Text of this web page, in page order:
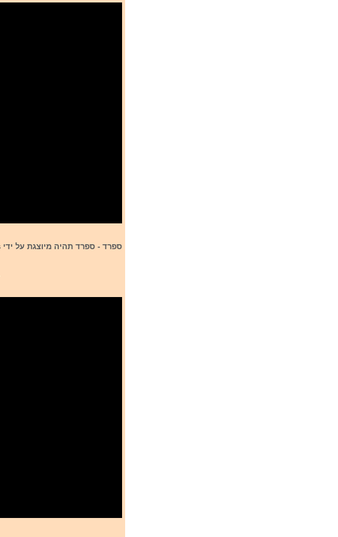
ספרד - ספרד תהיה מיוצגת על ידי Carlos Higes עם השיר Senorita